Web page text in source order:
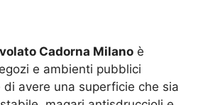
Cadorna Milano è
e ambienti pubblici
avere una superficie che sia